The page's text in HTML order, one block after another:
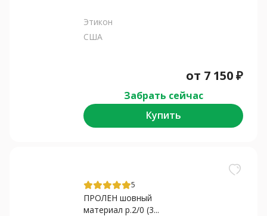
Этикон
США
от 7 150₽
Забрать сейчас
Купить
5
ПРОЛЕН шовный
материал р.2/0 (3...